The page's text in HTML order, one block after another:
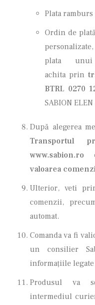
Plata
Ordin de
plata
achita prin
BTRL 0270
SABION
După alegerea
Transportul
valoarea
Ulterior, veti
comenzii,
automat.
Comanda va fi
un consilier
informațiile
Produsul va
intermediul